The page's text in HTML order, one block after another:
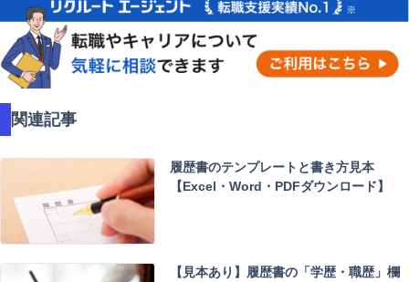
関連記事
履歴書のテンプレートと書き方見本
【Excel・Word・PDFダウンロード】
【見本あり】履歴書の「学歴・職歴」欄